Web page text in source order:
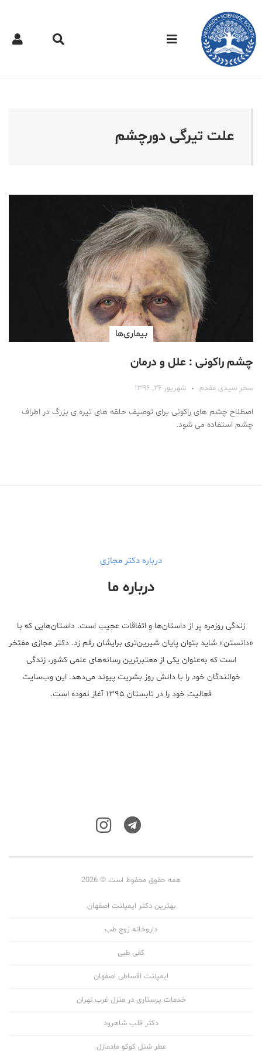
دکتر مجازی - علت تیرگی
علت تیرگی دورچشم
بیماری‌ها
چشم راکونی : علل و درمان
سحر سیدی مقدم شهریور ۲۶, ۱۳۹۶
اصطلاح چشم های راکونی برای توصیف حلقه های تیره ی بزرگ در اطراف
چشم استفاده می شود.
درباره دکتر مجازی
درباره ما
زندگی روزمره پر از داستان‌ها و اتفاقات عجیب است. داستان‌هایی که با
«دانستن» شاید بتوان پایان شیرین‌تری برایشان رقم زد. دکتر مجازی مفتخر
است که به‌عنوان یکی از معتبر‌ترین رسانه‌های علمی کشور، زندگی
خوانندگان خود را با دانش روز بشریت پیوند می‌دهد. این وب‌سایت
فعالیت خود را در تابستان ۱۳۹۵ آغاز نموده است.
همه حقوق محفوظ است © 2026
بهترین دکتر ایمپلنت اصفهان
داروخانه زوج طب
کفی طبی
ایمپلنت اقساطی اصفهان
خدمات پرستاری در منزل غرب تهران
دکتر قلب شاهرود
عطر شنل کوکو مادمازل